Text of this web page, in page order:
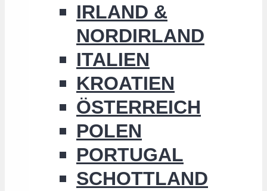
IRLAND &
NORDIRLAND
ITALIEN
KROATIEN
ÖSTERREICH
POLEN
PORTUGAL
SCHOTTLAND